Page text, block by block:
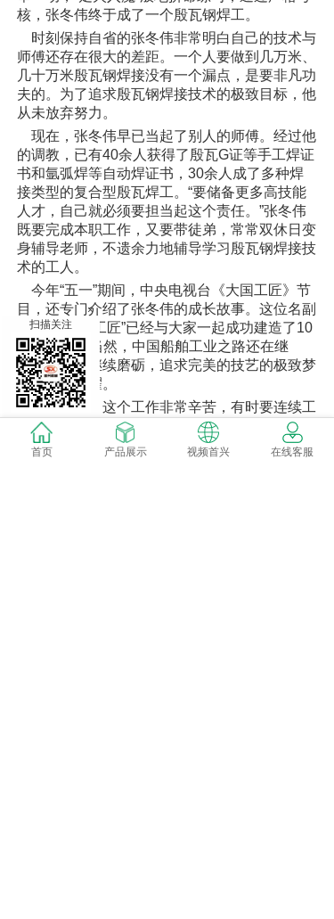
核，张冬伟终于成了一个殷瓦钢焊工。
时刻保持自省的张冬伟非常明白自己的技术与
师傅还存在很大的差距。一个人要做到几万米、
几十万米殷瓦钢焊接没有一个漏点，是要非凡功
夫的。为了追求殷瓦钢焊接技术的极致目标，他
从未放弃努力。
现在，张冬伟早已当起了别人的师傅。经过他
的调教，已有40余人获得了殷瓦G证等手工焊证
书和氩弧焊等自动焊证书，30余人成了多种焊
接类型的复合型殷瓦焊工。“要储备更多高技能
人才，自己就必须要担当起这个责任。”张冬伟
既要完成本职工作，又要带徒弟，常常双休日变
身辅导老师，不遗余力地辅导学习殷瓦钢焊接技
术的工人。
今年“五一”期间，中央电视台《大国工匠》节
目，还专门介绍了张冬伟的成长故事。这位名副
其实的“大国工匠”已经与大家一起成功建造了10
艘LNG船。当然，中国船舶工业之路还在继
续，他也将继续磨砺，追求完美的技艺的极致梦
想，续写荣耀。
说心里话，这个工作非常辛苦，有时要连续工
作几个小时。可每当建完一艘船，在船驶离码头
鸣笛的那一瞬间，心里还是充满着自豪的。我的
首页 产品展示 视频首兴 在线客服
×
扫描关注